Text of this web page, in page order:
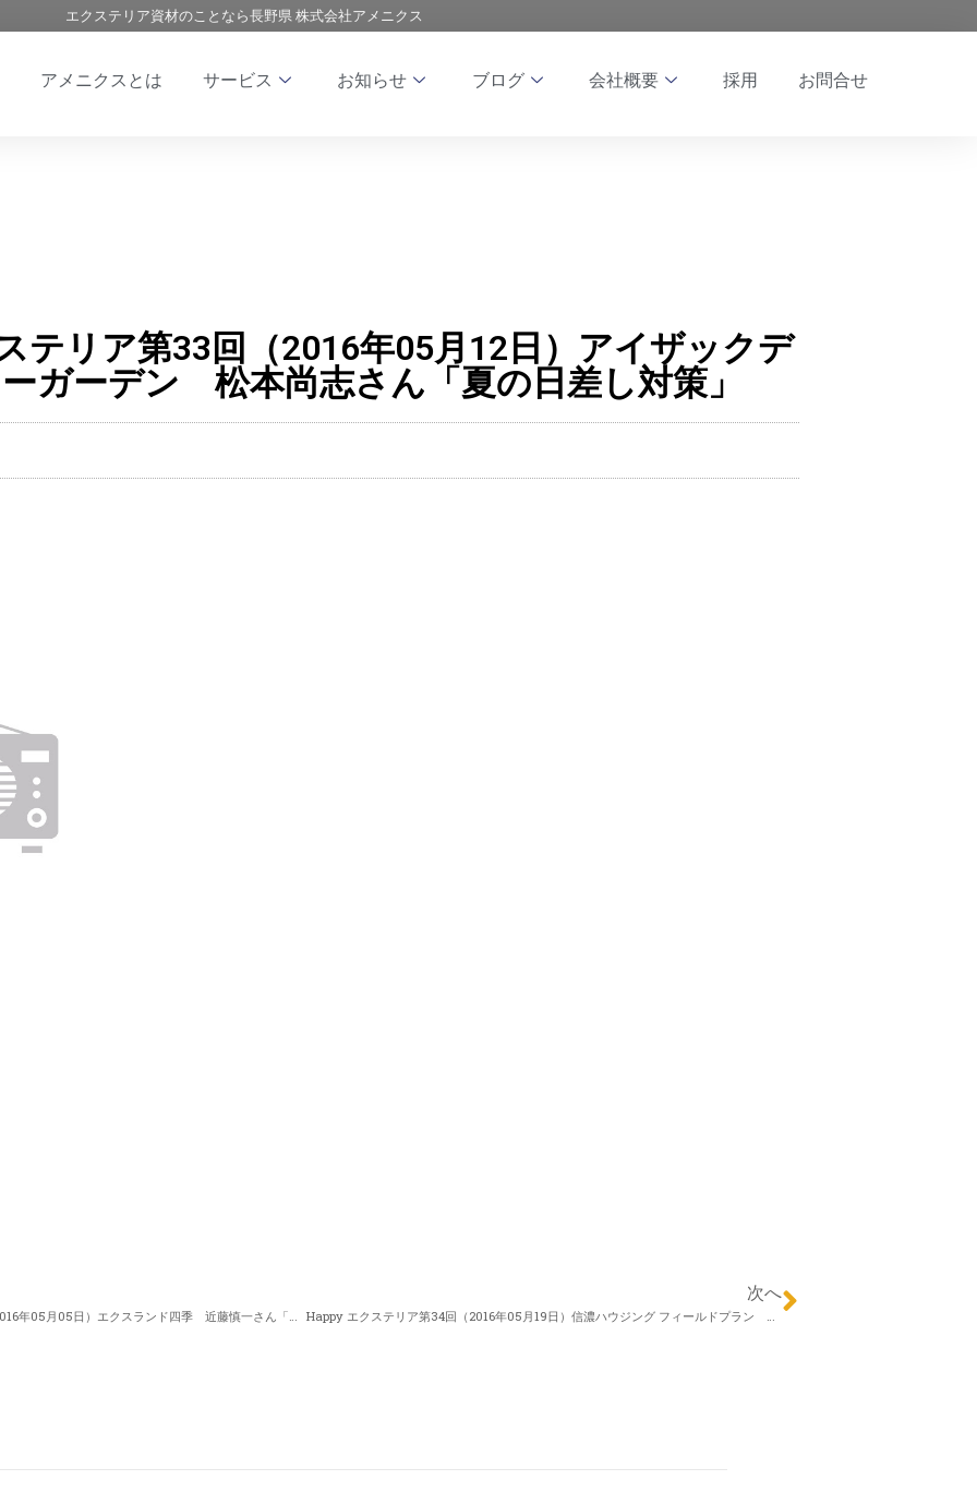
エクステリア資材のことなら長野県 株式会社アメニクス
アメニクスとは サービス お知らせ ブログ 会社概要 採用 お問合せ
テリア第33回（2016年05月12日）アイザックデ
ガーデン 松本尚志さん「夏の日差し対策」
次へ